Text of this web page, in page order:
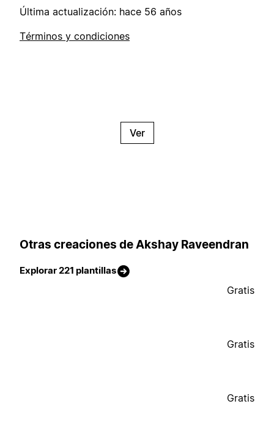
Última actualización: hace 56 años
Términos y condiciones
Ver
Otras creaciones de Akshay Raveendran
Explorar 221 plantillas
Gratis
Gratis
Gratis